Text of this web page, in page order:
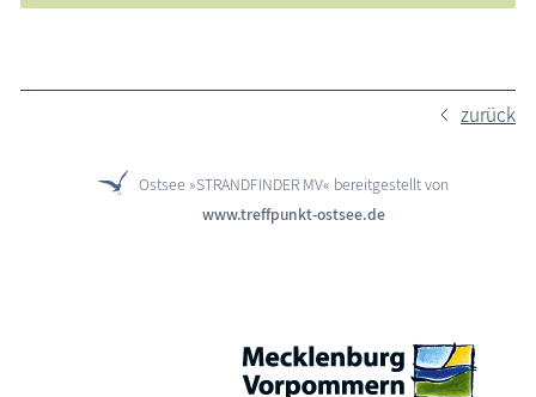
zurück
Ostsee »STRANDFINDER MV« bereitgestellt von
www.treffpunkt-ostsee.de